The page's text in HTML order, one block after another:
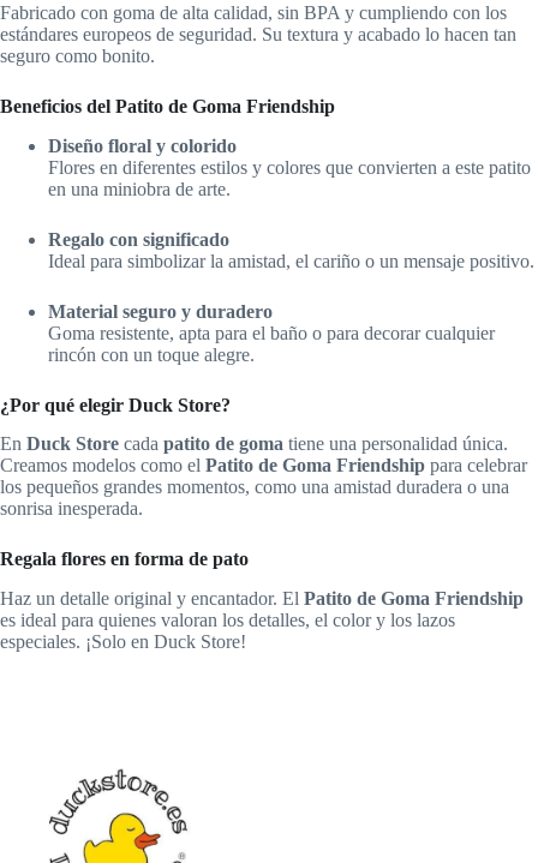
Fabricado con goma de alta calidad, sin BPA y cumpliendo con los
estándares europeos de seguridad. Su textura y acabado lo hacen tan
seguro como bonito.
Beneficios del Patito de Goma Friendship
Diseño floral y colorido
Flores en diferentes estilos y colores que convierten a este patito
en una miniobra de arte.
Regalo con significado
Ideal para simbolizar la amistad, el cariño o un mensaje positivo.
Material seguro y duradero
Goma resistente, apta para el baño o para decorar cualquier
rincón con un toque alegre.
¿Por qué elegir Duck Store?
En Duck Store cada patito de goma tiene una personalidad única.
Creamos modelos como el Patito de Goma Friendship para celebrar
los pequeños grandes momentos, como una amistad duradera o una
sonrisa inesperada.
Regala flores en forma de pato
Haz un detalle original y encantador. El Patito de Goma Friendship
es ideal para quienes valoran los detalles, el color y los lazos
especiales. ¡Solo en Duck Store!